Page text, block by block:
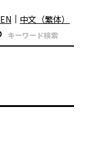
EN 中文（繁体）